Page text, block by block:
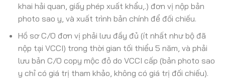
khai hải quan, giấy phép xuất khẩu,.) đơn vị nộp bản
photo sao y, và xuất trình bản chính để đối chiếu.
Hồ sơ C/O đơn vị phải lưu đầy đủ (ít nhất như bộ đã
nộp tại VCCI) trong thời gian tối thiểu 5 năm, và phải
lưu bản C/O copy mộc đỏ do VCCI cấp (bản photo sao
y chỉ có giá trị tham khảo, không có giá trị đối chiếu).